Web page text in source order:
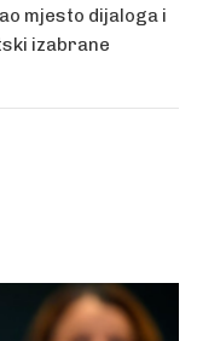
mjesto dijaloga i
izabrane